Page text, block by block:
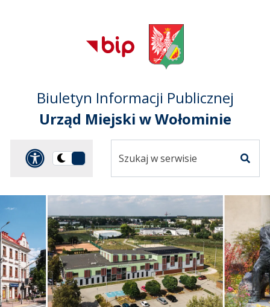
Przejdź do
głównego menu
Przejdź do treści
Przejdź do mapy
serwisu
Biuletyn Informacji Publicznej
Urząd Miejski w Wołominie
Panel dostosowania
Przełącz
ciemną
serwisie